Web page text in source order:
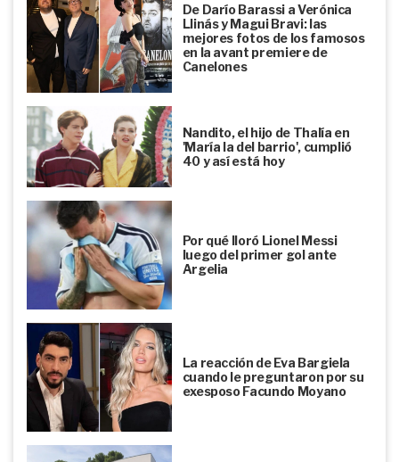
De Darío Barassi a Verónica
Llinás y Magui Bravi: las
mejores fotos de los famosos
en la avant premiere de
Canelones
Nandito, el hijo de Thalía en
'María la del barrio', cumplió
40 y así está hoy
Por qué lloró Lionel Messi
luego del primer gol ante
Argelia
La reacción de Eva Bargiela
cuando le preguntaron por su
exesposo Facundo Moyano